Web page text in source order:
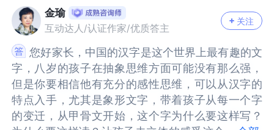
石’的‘结’看起来一样，但意思好奇怪，是不是另一个
字？”因为他无法完全依赖视觉信息来确认它们是同
一个字。根据以上的分析，建议家长可以带孩子到
医院做一些监察，进一步明确问题原因。眼科检
查：排除视力问题（近视、散光、弱视、双眼协调
问题等）。儿童心理科/发育行为儿科/专业的感觉统
合治疗机构进行全面的评估，明确是否存在感统失
调（特别是视知觉相关部分），以及失调的程度和
字？”因为他无法完全依赖视觉信息来确认它们是同
一个字。根据以上的分析，建议家长可以带孩子到
医院做一些监察，进一步明确问题原因。眼科检
查：排除视力问题（近视、散光、弱视、双眼协调
问题等）。儿童心理科/发育行为儿科/专业的感觉统
合治疗机构进行全面的评估，明确是否存在感统失
调（特别是视知觉相关部分），以及失调的程度和
具体表现。评估还应排除或确认是否有发展性阅读
别人家孩子做比较，给予孩子更多的耐心，鼓励，
陪伴。我是答疑馆小耳朵莉莉，世界和我爱着你。
子做比较，给予孩子更多的耐心，鼓励，陪伴。我
是答疑馆小耳朵莉莉，世界和我爱着你。
辨别。2~3个月后肯定就会有不一样的很大的改善
和进步。
3个月后肯定就会有不一样的很大的改善和进步。
金瑜
互动达人/认证作家/优质答主
关注
您好家长，中国的汉字是这个世界上最有趣的文
字，八岁的孩子在抽象思维方面可能没有那么强，
但是你要相信他有充分的感性思维，可以从汉字的
特点入手，尤其是象形文字，带着孩子从每一个字
的变迁，从甲骨文开始，这个字为什么要这样写？
您好家长，中国的汉字是这个世界上最有趣的文
字，八岁的孩子在抽象思维方面可能没有那么强，
但是你要相信他有充分的感性思维，可以从汉字的
特点入手，尤其是象形文字，带着孩子从每一个字
的变迁，从甲骨文开始，这个字为什么要这样写？